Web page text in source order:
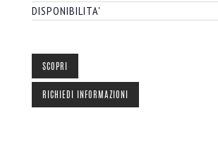
DISPONIBILITA'
SCOPRI
RICHIEDI INFORMAZIONI